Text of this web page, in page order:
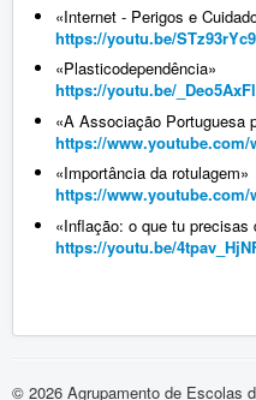
Clube Ciência
Consumo
«Internet - Perigos e
https://youtu.be/
«Plasticodependência»
https://youtu.be/
«A Associação Portuguesa
https://www.youtube.com/
«Importância da rotulagem»
https://www.youtube.com/
«Inflação: o que tu precisas
https://youtu.be/
© 2026 Agrupamento de Escolas